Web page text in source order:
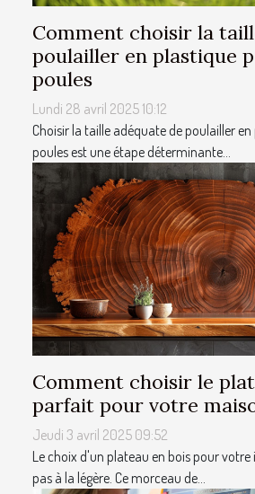
Comment choisir la
poulailler en plastique
poules
Lundi 28 avril 2025 10:12
Choisir la taille adéquate de poulailler
poules est une étape déterminante...
Comment choisir le
parfait pour votre
Jeudi 3 avril 2025 09:52
Le choix d'un plateau en bois pour
pas à la légère. Ce morceau de...